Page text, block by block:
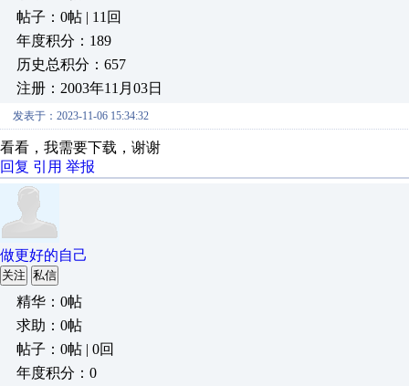
帖子：0帖 | 11回
年度积分：189
历史总积分：657
注册：2003年11月03日
发表于：2023-11-06 15:34:32
看看，我需要下载，谢谢
回复 引用 举报
做更好的自己
关注 私信
精华：0帖
求助：0帖
帖子：0帖 | 0回
年度积分：0